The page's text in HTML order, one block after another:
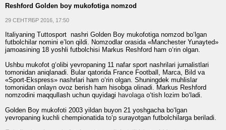
Reshford Golden boy mukofotiga nomzod
29 СЕНТЯБР 2016, 17:50
Italiyaning Tuttosport nashri Golden Boy mukofotiga nomzod bo‘lgan
futbolchilar nomini e’lon qildi. Nomzodlar orasida «Manchester Yunayted»
jamoasining 18 yoshli futbolchisi Markus Reshford ham o‘rin olgan.
Ushbu mukofot g‘olibi yevropaning 11 nafar sport nashrilari jurnalistlari
tomonidan aniqlanadi. Bular qatorida France Football, Marca, Bild va
«Sport-Ekspress» nashrlari ham o‘rin olgan. Shuningdek muhlislar
tomonidan onlayn ovoz berish ham hisobga olinadi. Markus Reshford
nomzodini maqqullash uchun quyidagi havolaga o‘tish lozim bo‘ladi.
Golden Boy mukofoti 2003 yildan buyon 21 yoshgacha bo‘lgan
yevropaning kuchli chempionatida to‘p surayotgan futbolchilarga beriladi.